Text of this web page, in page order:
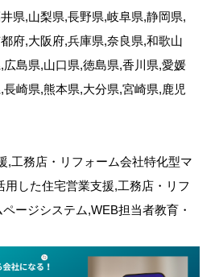
県,山梨県,長野県,岐阜県,静岡県,
府,大阪府,兵庫県,奈良県,和歌山
島県,山口県,徳島県,香川県,愛媛
崎県,熊本県,大分県,宮崎県,鹿児
,工務店・リフォーム会社特化型マ
用した住宅営業支援,工務店・リフ
ージシステム,WEB担当者教育・